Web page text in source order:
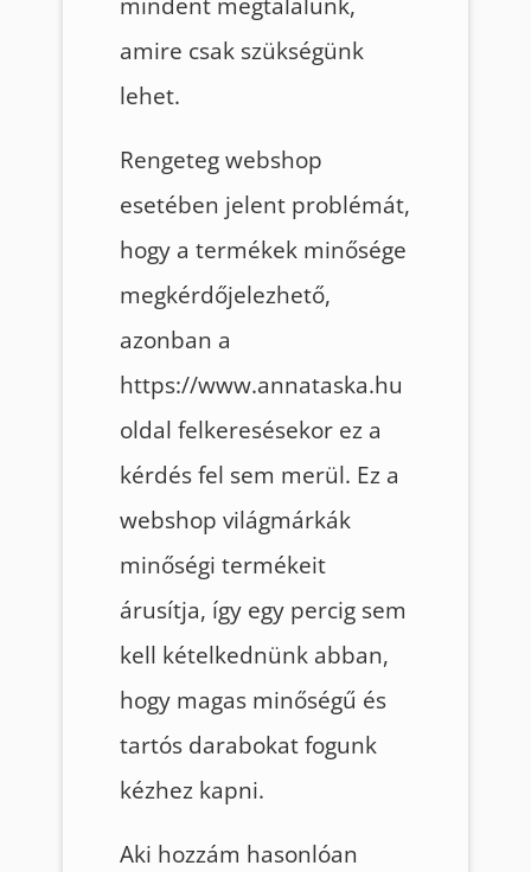
mindent megtalálunk,
amire csak szükségünk
lehet.
Rengeteg webshop
esetében jelent problémát,
hogy a termékek minősége
megkérdőjelezhető,
azonban a
https://www.annataska.hu
oldal felkeresésekor ez a
kérdés fel sem merül. Ez a
webshop világmárkák
minőségi termékeit
árusítja, így egy percig sem
kell kételkednünk abban,
hogy magas minőségű és
tartós darabokat fogunk
kézhez kapni.
Aki hozzám hasonlóan